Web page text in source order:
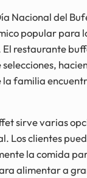
Nacional del
popular para
El restaurante
familia
sirve varias
Los clientes
la comida
alimentar a